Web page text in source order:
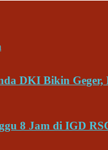
DKI Bikin
8 Jam di IGD